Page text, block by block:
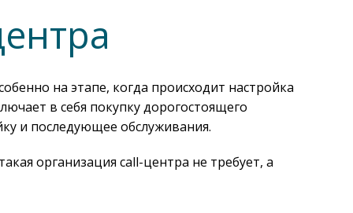
на этапе, когда происходит настройка
в себя покупку дорогостоящего
и последующее обслуживания.
организация call-центра не требует, а